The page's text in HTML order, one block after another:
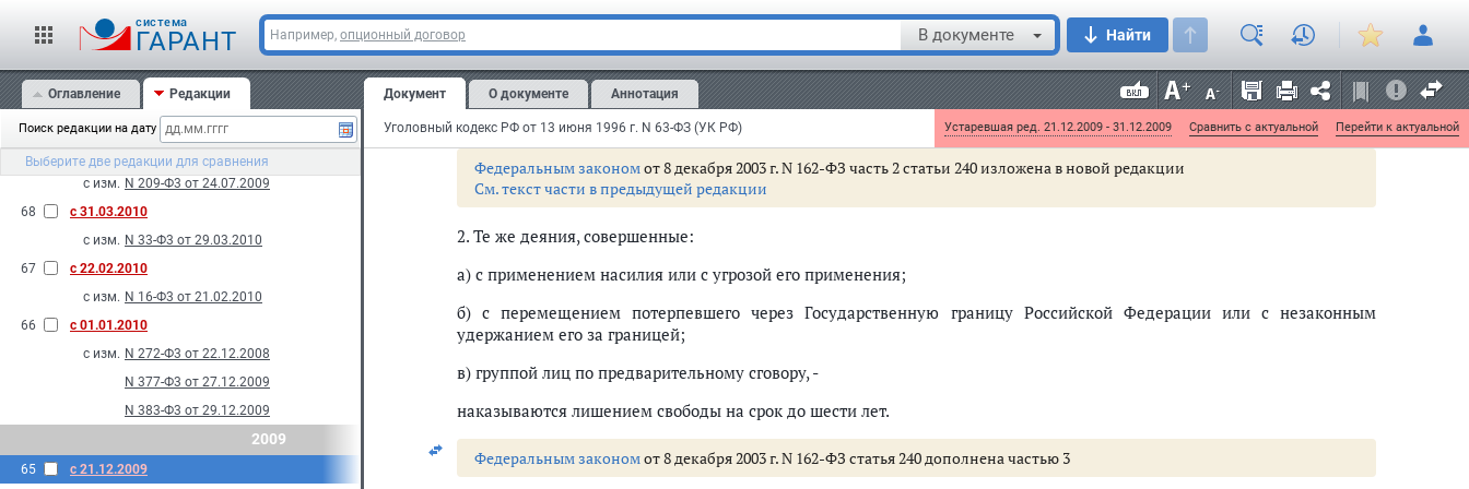
cистема
ГАРАНТ Например, опционный договор В документе Найти
Оглавление Редакции
Поиск редакции на дату
Выберите две редакции для сравнения
N 81-Ф3 от 06.05.2010
71
с 18.04.2010
с изм. N 48-Ф3 от 05.04.2010
70
с 09.04.2010
с изм. N 60-Ф3 от 07.04.2010
69
с 01.04.2010
с изм. N 209-Ф3 от 24.07.2009
68
с 31.03.2010
с изм. N 33-Ф3 от 29.03.2010
67
с 22.02.2010
с изм. N 16-Ф3 от 21.02.2010
66
с 01.01.2010
с изм. N 272-Ф3 от 22.12.2008
N 377-Ф3 от 27.12.2009
N 383-Ф3 от 29.12.2009
2009
65 с 21.12.2009
Документ О документе Аннотация
Уголовный кодекс РФ от 13 июня 1996 г. N 63-ФЗ (УК РФ) Устаревшая ред. 21.12.2009 - 31.12.2009 Сравнить с актуальной Перейти к актуальной
1. Вовлечение в занятие проституцией или принуждение к продолжению занятия проституцией -
наказываются штрафом в размере до двухсот тысяч рублей или в размере заработной платы или иного дохода
осужденного за период до восемнадцати месяцев, либо ограничением свободы на срок до трех лет, либо лишением
свободы на тот же срок.
Федеральным закономот 8 декабря 2003 г. N 162-ФЗ часть 2 статьи 240 изложена в новой редакции
См. текст части в предыдущей редакции
2. Те же деяния, совершенные:
а) с применением насилия или с угрозой его применения;
б) с перемещением потерпевшего через Государственную границу Российской Федерации или с незаконным
удержанием его за границей;
в) группой лиц по предварительному сговору, -
наказываются лишением свободы на срок до шести лет.
Федеральным закономот 8 декабря 2003 г. N 162-ФЗ статья 240 дополнена частью 3